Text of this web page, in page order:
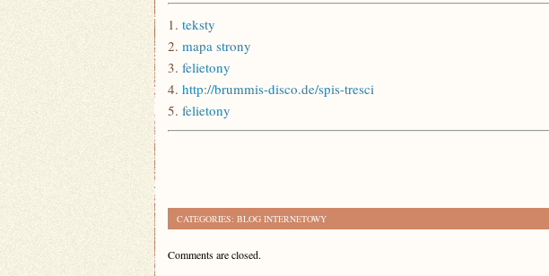
1. teksty
2. mapa strony
3. felietony
4. http://brummis-disco.de/spis-tresci
5. felietony
CATEGORIES: BLOG INTERNETOWY
Comments are closed.